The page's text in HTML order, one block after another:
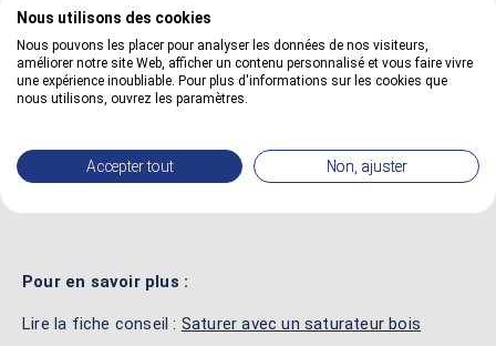
ne se décolle pasdans la durée. Ce produit permet un
entretien facilecar il n'est pas nécessaire de le poncer ou
de le décaper lorsque l'on souhaite renouveler l'application
d'une couche. Il reste facilement recouvrable par un vernis,
assure unehaute protection contre les rayons UV,
Pour en savoir plus :
Lire la fiche conseil : Saturer avec un saturateur bois
Nous utilisons des cookies
Nous pouvons les placer pour analyser les données de nos visiteurs,
améliorer notre site Web, afficher un contenu personnalisé et vous faire vivre
une expérience inoubliable. Pour plus d'informations sur les cookies que
nous utilisons, ouvrez les paramètres.
Accepter tout Non, ajuster